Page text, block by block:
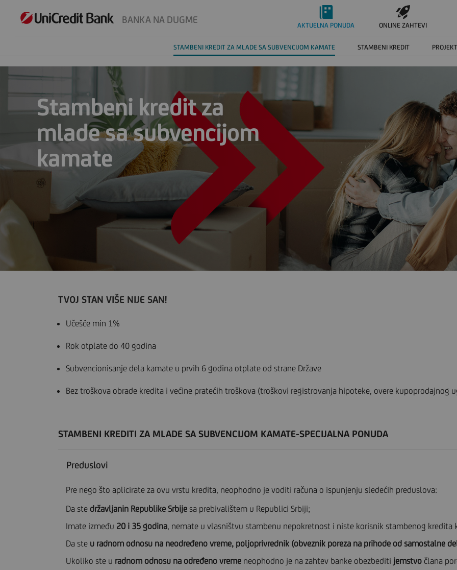
BANKA NA DUGME
AKTUELNA PONUDA ONLINE ZAHTEVI
STAMBENI KREDIT ZA MLADE SA SUBVENCIJOM KAMATE STAMBENI KREDIT
Stambeni kredit za
mlade sa subvencijom
kamate
TVOJ STAN VIŠE NIJE SAN!
Učešće min 1%
Rok otplate do 40 godina
Subvencionisanje dela kamate u prvih 6 godina otplate od strane Države
Bez troškova obrade kredita i većine pratećih troškova (troškovi registrovanja hipoteke, overe kupoprodajnog
STAMBENI KREDITI ZA MLADE SA SUBVENCIJOM KAMATE-SPECIJALNA PONUDA
Preduslovi
Pre nego što aplicirate za ovu vrstu kredita, neophodno je voditi računa o ispunjenju sledećih preduslova:
Da ste državljanin Republike Srbijesa prebivalištem u Republici Srbiji;
Imate između 20 i 35 godina, nemate u vlasništvu stambenu nepokretnost i niste korisnik stambenog kredita
Da ste u radnom odnosu na neodređeno vreme, poljoprivrednik (obveznik poreza na prihode od samostalne
Ukoliko ste u radnom odnosu na određeno vremeneophodno je na zahtev banke obezbediti jemstvočlana